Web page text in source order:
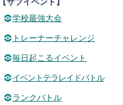
学校最強大会
トレーナーチャレンジ
毎日起こるイベント
イベントテラレイドバトル
ランクバトル